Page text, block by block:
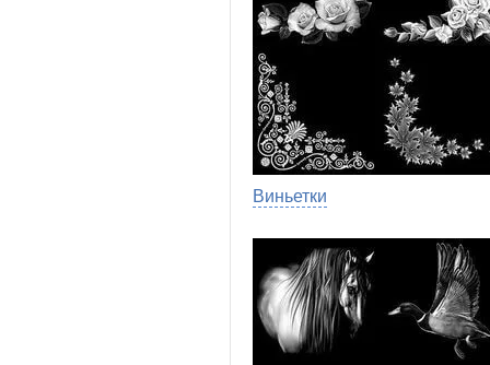
Виньетки